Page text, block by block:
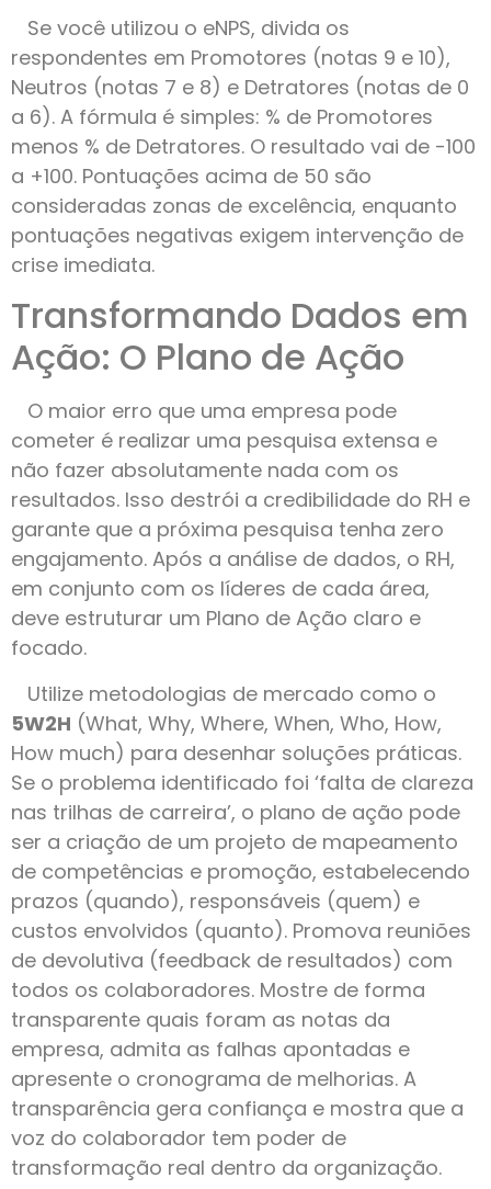
Se você utilizou o eNPS, divida os
respondentes em Promotores (notas 9 e 10),
Neutros (notas 7 e 8) e Detratores (notas de 0
a 6). A fórmula é simples: % de Promotores
menos % de Detratores. O resultado vai de -100
a +100. Pontuações acima de 50 são
consideradas zonas de excelência, enquanto
pontuações negativas exigem intervenção de
crise imediata.
Transformando Dados em
Ação: O Plano de Ação
O maior erro que uma empresa pode
cometer é realizar uma pesquisa extensa e
não fazer absolutamente nada com os
resultados. Isso destrói a credibilidade do RH e
garante que a próxima pesquisa tenha zero
engajamento. Após a análise de dados, o RH,
em conjunto com os líderes de cada área,
deve estruturar um Plano de Ação claro e
focado.
Utilize metodologias de mercado como o
5W2H (What, Why, Where, When, Who, How,
How much) para desenhar soluções práticas.
Se o problema identificado foi ‘falta de clareza
nas trilhas de carreira’, o plano de ação pode
ser a criação de um projeto de mapeamento
de competências e promoção, estabelecendo
prazos (quando), responsáveis (quem) e
custos envolvidos (quanto). Promova reuniões
de devolutiva (feedback de resultados) com
todos os colaboradores. Mostre de forma
transparente quais foram as notas da
empresa, admita as falhas apontadas e
apresente o cronograma de melhorias. A
transparência gera confiança e mostra que a
voz do colaborador tem poder de
transformação real dentro da organização.